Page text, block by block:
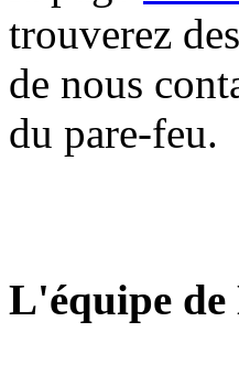
trouverez
de nous
du pare-feu.
L'équipe de